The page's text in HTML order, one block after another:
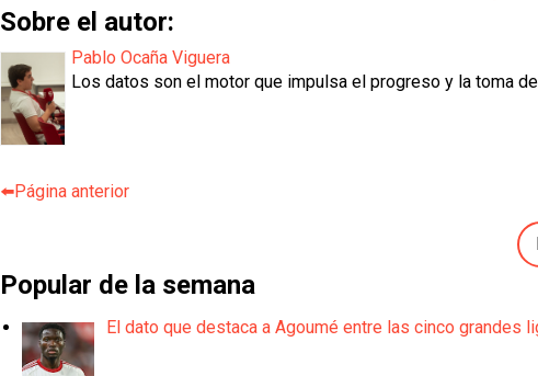
Sobre el autor:
Pablo Ocaña Viguera
Los datos son el motor que impulsa el progreso y la toma
⬅️Página anterior
Popular de la semana
El dato que destaca a Agoumé entre las cinco grandes